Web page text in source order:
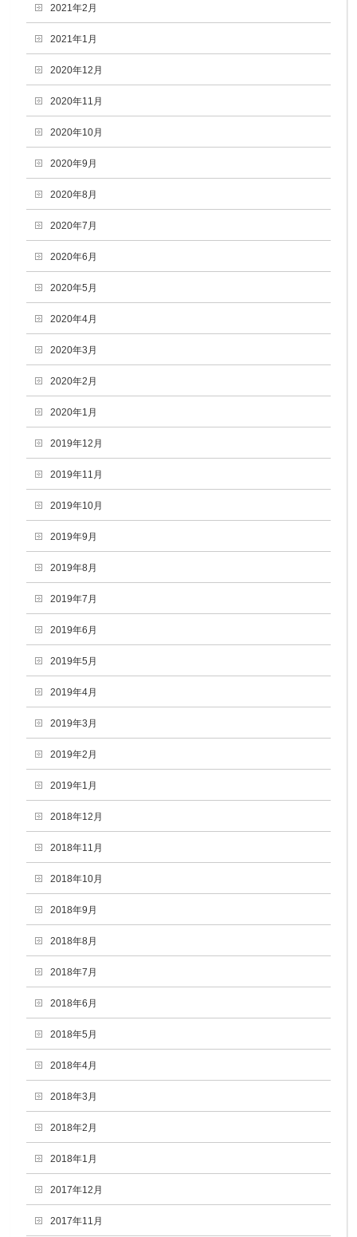
2021年2月
2021年1月
2020年12月
2020年11月
2020年10月
2020年9月
2020年8月
2020年7月
2020年6月
2020年5月
2020年4月
2020年3月
2020年2月
2020年1月
2019年12月
2019年11月
2019年10月
2019年9月
2019年8月
2019年7月
2019年6月
2019年5月
2019年4月
2019年3月
2019年2月
2019年1月
2018年12月
2018年11月
2018年10月
2018年9月
2018年8月
2018年7月
2018年6月
2018年5月
2018年4月
2018年3月
2018年2月
2018年1月
2017年12月
2017年11月